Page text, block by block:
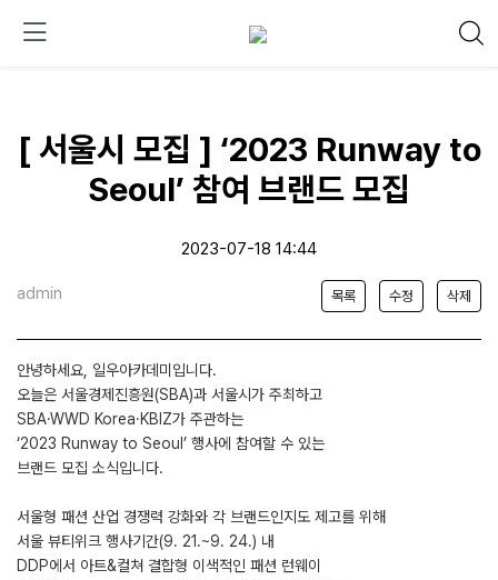
[ 서울시 모집 ] ‘2023 Runway to
Seoul’ 참여 브랜드 모집
2023-07-18 14:44
admin 목록 수정 삭제
안녕하세요, 일우아카데미입니다.
오늘은 서울경제진흥원(SBA)과 서울시가 주최하고
SBA·WWD Korea·KBIZ가 주관하는
‘2023 Runway to Seoul’ 행사에 참여할 수 있는
브랜드 모집 소식입니다.
서울형 패션 산업 경쟁력 강화와 각 브랜드인지도 제고를 위해
서울 뷰티위크 행사기간(9. 21.~9. 24.) 내
DDP에서 아트&컬쳐 결합형 이색적인 패션 런웨이